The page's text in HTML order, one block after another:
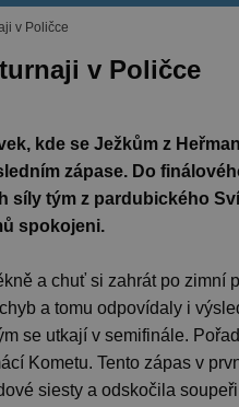
v Poličce
v Poličce
kde se Ježkům z
zápase. Do
síly tým z pardubického
spokojeni.
a chuť si zahrát po zimní
a tomu odpovídaly i
se utkají v semifinále.
Kometu. Tento zápas v
siesty a odskočila